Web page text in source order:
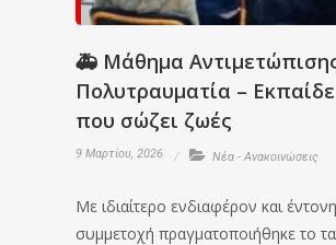
🚑 Μάθημα
Πολυτραυματία –
που σώζει ζωές
9 Μαρτίου, 2026 Νέα - Ανακοινώσεις
Με ιδιαίτερο ενδιαφέρον και έντονη
συμμετοχή πραγματοποιήθηκε το